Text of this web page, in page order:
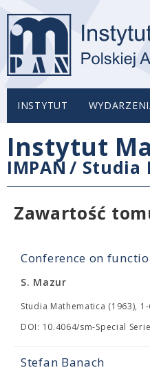
INSTYTUT
Instytut
IMPAN / Studia
Zawartość
Conference on
S. Mazur
Studia Mathematica (1963), 1-
DOI: 10.4064/sm-Special
Stefan Banach